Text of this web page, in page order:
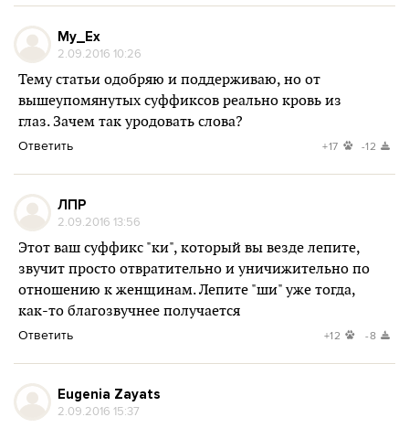
My_Ex
2.09.2016 10:26
Тему статьи одобряю и поддерживаю, но от
вышеупомянутых суффиксов реально кровь из
глаз. Зачем так уродовать слова?
Ответить +17 -12
ЛПР
2.09.2016 13:56
Этот ваш суффикс "ки", который вы везде лепите,
звучит просто отвратительно и уничижительно по
отношению к женщинам. Лепите "ши" уже тогда,
как-то благозвучнее получается
Ответить +12 -8
Eugenia Zayats
2.09.2016 15:37